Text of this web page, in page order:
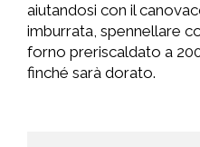
aiutandosi con il
imburrata, spennellare
forno preriscaldato a
finché sarà dorato.